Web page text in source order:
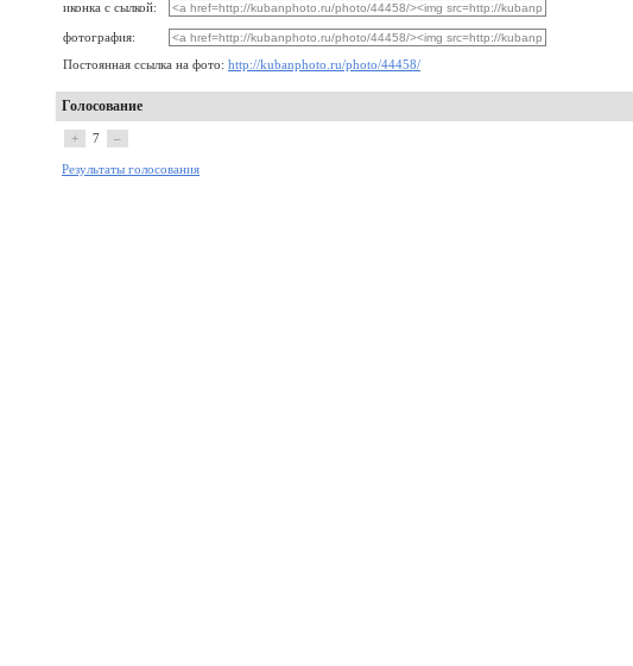
иконка с сылкой:
фотография:
Постоянная ссылка на фото: http://kubanphoto.ru/photo/44458/
Голосование
+ 7 –
Результаты голосования